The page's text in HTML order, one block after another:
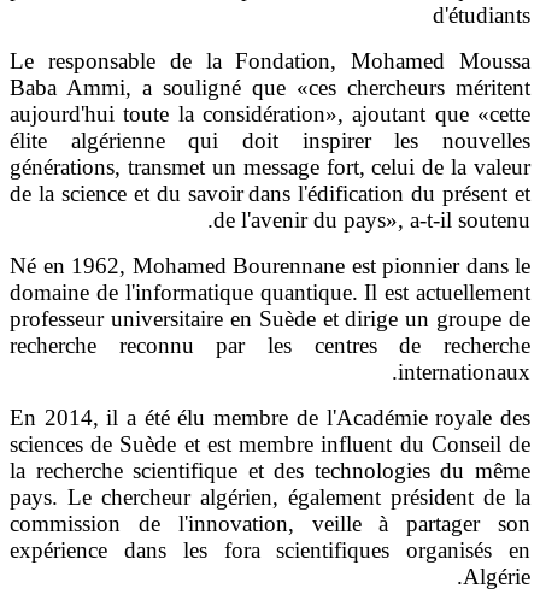
Le responsable de la Fondation, Mohamed
Baba Ammi, a souligné que «ces chercheurs
aujourd'hui toute la considération», ajoutant que
élite algérienne qui doit inspirer les
générations, transmet un message fort, celui de la
de la science et du savoir dans l'édification du
de l'avenir du pays», a-t-il
.
Né en 1962, Mohamed Bourennane est pionnier
domaine de l'informatique quantique. Il est
professeur universitaire en Suède et dirige un
recherche reconnu par les centres de
En 2014, il a été élu membre de l'Académie
sciences de Suède et est membre influent du
la recherche scientifique et des technologies du
pays. Le chercheur algérien, également
commission de l'innovation, veille à
expérience dans les fora scientifiques
.